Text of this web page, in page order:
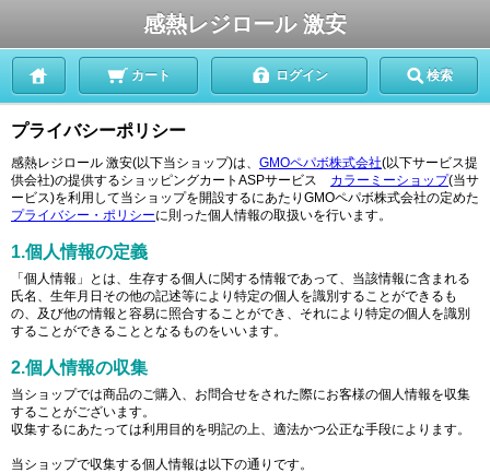
感熱レジロール 激安
カート ログイン 検索
プライバシーポリシー
感熱レジロール 激安(以下当ショップ)は、 GMOペパボ株式会社(以下サービス提
供会社)の提供するショッピングカートASPサービス カラーミーショップ(当サ
ービス)を利用して当ショップを開設するにあたりGMOペパボ株式会社の定めた
プライバシー・ポリシーに則った個人情報の取扱いを行います。
1.個人情報の定義
「個人情報」とは、生存する個人に関する情報であって、当該情報に含まれる
氏名、生年月日その他の記述等により特定の個人を識別することができるも
の、及び他の情報と容易に照合することができ、それにより特定の個人を識別
することができることとなるものをいいます。
2.個人情報の収集
当ショップでは商品のご購入、お問合せをされた際にお客様の個人情報を収集
することがございます。
収集するにあたっては利用目的を明記の上、適法かつ公正な手段によります。
当ショップで収集する個人情報は以下の通りです。